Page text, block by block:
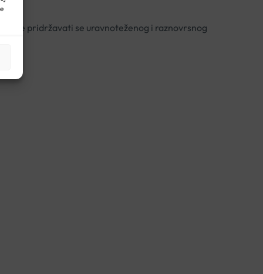
je pridržavati se uravnoteženog i raznovrsnog